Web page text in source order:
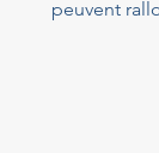
peuvent